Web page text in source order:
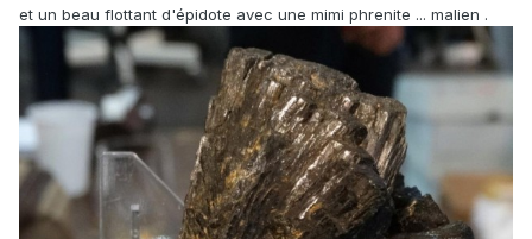
et un beau flottant d'épidote avec une mimi phrenite ... malien .